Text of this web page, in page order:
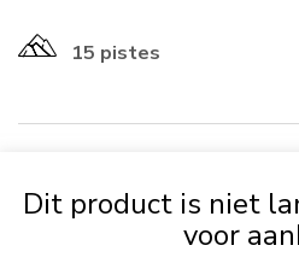
15 pistes
Dit product is niet
voor